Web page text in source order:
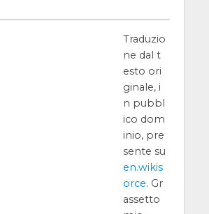
Traduzio
ne dal t
esto ori
ginale, i
n pubbl
ico dom
inio, pre
sente su
en.wikis
orce. Gr
assetto